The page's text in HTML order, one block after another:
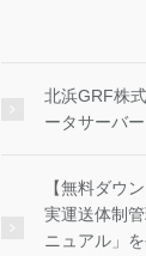
北浜GRF株
ータサーバ
【無料ダウ
実運送体制
ニュアル」